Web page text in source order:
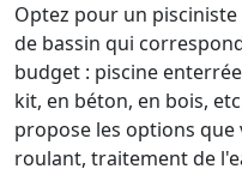
Optez pour un
de bassin qui
budget : piscine
kit, en béton, en bois,
propose les options que
roulant, traitement de